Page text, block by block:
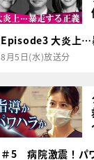
Episode3 大炎上…
8月5日(水)放送分
＃5 病院激震！パ